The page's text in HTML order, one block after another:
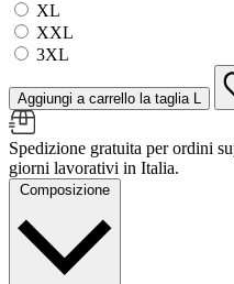
XL
XXL
3XL
Aggiungi a carrello la taglia L
Spedizione gratuita per ordini
giorni lavorativi in Italia.
Composizione